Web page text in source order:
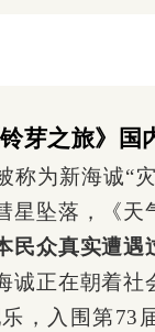
芽之旅》国
称为新海诚“
星坠落，《天
民众真实遭
诚正在朝着社
，入围第73